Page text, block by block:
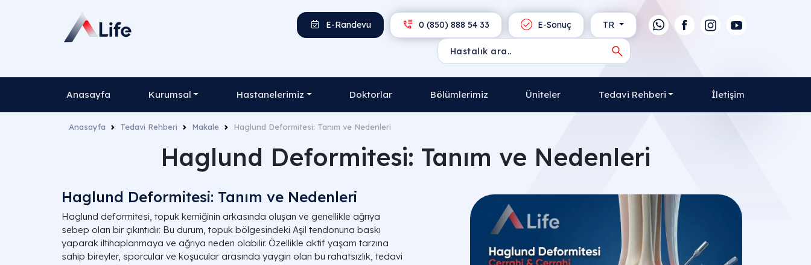
TR
E-Sonuç
0 (850) 888 54 33
E-Randevu
Anasayfa Kurumsal Hastanelerimiz Doktorlar Bölümlerimiz Üniteler Tedavi Rehberi İletişim
Anasayfa Tedavi Rehberi Makale Haglund Deformitesi: Tanım ve Nedenleri
Haglund Deformitesi: Tanım ve Nedenleri
Haglund Deformitesi: Tanım ve Nedenleri
Haglund deformitesi, topuk kemiğinin arkasında oluşan ve genellikle ağrıya
sebep olan bir çıkıntıdır. Bu durum, topuk bölgesindeki Aşil tendonuna baskı
yaparak iltihaplanmaya ve ağrıya neden olabilir. Özellikle aktif yaşam tarzına
sahip bireyler, sporcular ve koşucular arasında yaygın olan bu rahatsızlık, tedavi